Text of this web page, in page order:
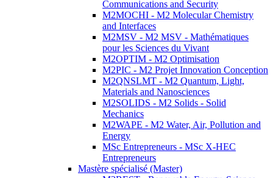
Communications and Security
M2MOCHI - M2 Molecular Chemistry
and Interfaces
M2MSV - M2 MSV - Mathématiques
pour les Sciences du Vivant
M2OPTIM - M2 Optimisation
M2PIC - M2 Projet Innovation Conception
M2QNSLMT - M2 Quantum, Light,
Materials and Nanosciences
M2SOLIDS - M2 Solids - Solid
Mechanics
M2WAPE - M2 Water, Air, Pollution and
Energy
MSc Entrepreneurs - MSc X-HEC
Entrepreneurs
Mastère spécialisé (Master)